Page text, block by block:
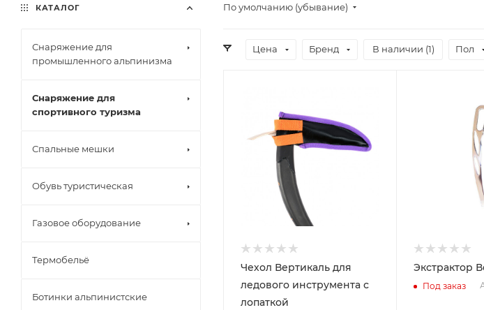
По умолчанию (убывание)
Цена Бренд В наличии (1) Пол
Чехол Вертикаль для
ледового инструмента с
лопаткой
Экстрактор
Под заказ
КАТАЛОГ
Снаряжение для
промышленного альпинизма
Снаряжение для
спортивного туризма
Спальные мешки
Обувь туристическая
Газовое оборудование
Термобельё
Ботинки альпинистские